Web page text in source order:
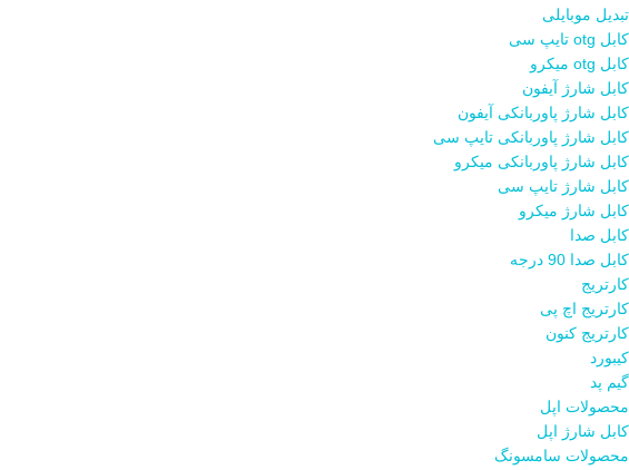
تبدیل موبایلی
کابل otg تایپ سی
کابل otg میکرو
کابل شارژ آیفون
کابل شارژ پاوربانکی آیفون
کابل شارژ پاوربانکی تایپ سی
کابل شارژ پاوربانکی میکرو
کابل شارژ تایپ سی
کابل شارژ میکرو
کابل صدا
کابل صدا 90 درجه
کارتریج
کارتریج اچ پی
کارتریج کنون
کیبورد
گیم پد
محصولات اپل
کابل شارژ اپل
محصولات سامسونگ